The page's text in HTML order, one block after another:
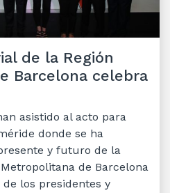
de la Región
Barcelona celebra
asistido al acto para
donde se ha
y futuro de la
de Barcelona
los presidentes y